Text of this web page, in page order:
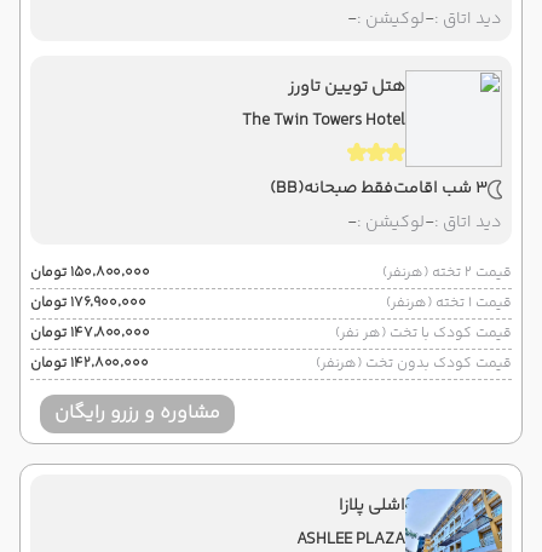
دید اتاق :-لوکیشن :-
هتل تویین تاورز
The Twin Towers Hotel
3 شب اقامت فقط صبحانه(BB)
دید اتاق :-لوکیشن :-
قیمت 2 تخته (هرنفر)
۱۵۰٬۸۰۰٬۰۰۰ تومان
قیمت 1 تخته (هرنفر)
۱۷۶٬۹۰۰٬۰۰۰ تومان
قیمت کودک با تخت (هر نفر)
۱۴۷٬۸۰۰٬۰۰۰ تومان
قیمت کودک بدون تخت (هرنفر)
۱۴۲٬۸۰۰٬۰۰۰ تومان
مشاوره و رزرو رایگان
اشلی پلازا
ASHLEE PLAZA